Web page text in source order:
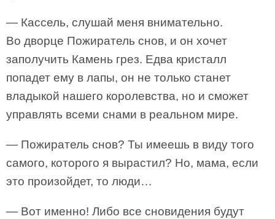
— Кассель, слушай меня внимательно.
Во дворце Пожиратель снов, и он хочет
заполучить Камень грез. Едва кристалл
попадет ему в лапы, он не только станет
владыкой нашего королевства, но и сможет
управлять всеми снами в реальном мире.
— Пожиратель снов? Ты имеешь в виду того
самого, которого я вырастил? Но, мама, если
это произойдет, то люди…
— Вот именно! Либо все сновидения будут